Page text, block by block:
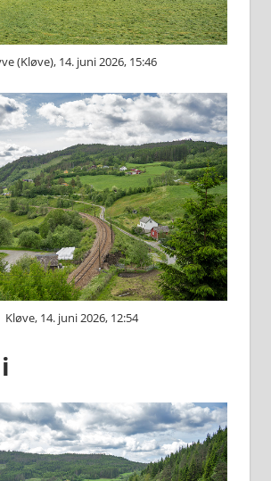
(Kløve), 14. juni 2026, 15:46
Kløve, 14. juni 2026, 12:54